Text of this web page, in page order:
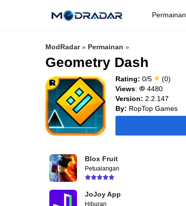
Permainan
ModRadar» Permainan »
Geometry Dash
Rating: 0/5
(0)
Views:
4480
Version: 2.2.147
By: RopTop Games
Blox Fruit
Petualangan
JoJoy App
Hiburan